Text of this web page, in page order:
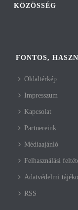
KÖZÖSSÉG
FONTOS,
Oldaltérkép
Impresszum
Kapcsolat
Partnereink
Médiaajánló
Felhasználási
Adatvédelmi
RSS